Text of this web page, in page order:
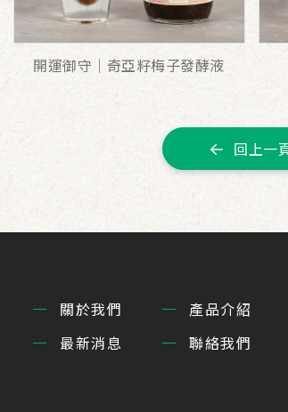
開運御守｜奇亞籽梅子發酵液
回上一
關於我們 產品介紹
最新消息
聯絡我們